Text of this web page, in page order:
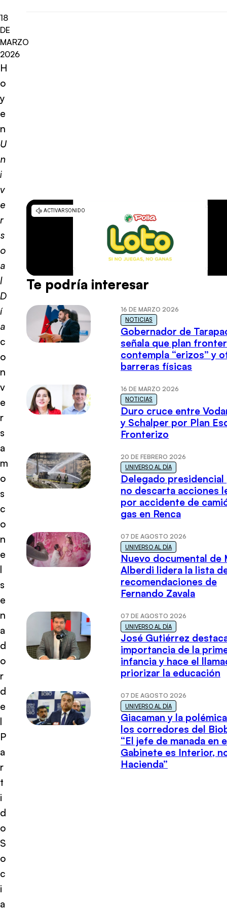
18
DE
MARZO
2026
H
o
y
e
n
U
n
i
v
e
r
s
o
a
l
D
í
a
c
o
n
v
e
r
s
a
m
o
s
c
o
n
e
l
s
e
n
a
d
o
r
d
e
l
P
a
r
t
i
d
o
S
o
c
i
a
Te podría interesar
16 DE MARZO 2026
NOTICIAS
Gobernador de
señala que plan
contempla “erizos” y
barreras físicas
16 DE MARZO 2026
NOTICIAS
Duro cruce entre
y Schalper por Plan
Fronterizo
20 DE FEBRERO 2026
UNIVERSO AL DÍA
Delegado presidencial
no descarta acciones
por accidente de
gas en Renca
07 DE AGOSTO 2026
UNIVERSO AL DÍA
Nuevo documental de
Alberdi lidera la lista
recomendaciones de
Fernando Zavala
07 DE AGOSTO 2026
UNIVERSO AL DÍA
José Gutiérrez
importancia de la
infancia y hace el
priorizar la educación
07 DE AGOSTO 2026
UNIVERSO AL DÍA
Giacaman y la
los corredores del
“El jefe de manada en
Gabinete es Interior,
Hacienda”